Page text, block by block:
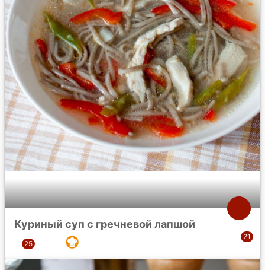
Куриный суп с гречневой лапшой